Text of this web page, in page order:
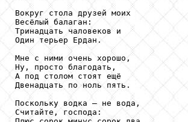
Вокруг стола друзей моих
Весёлый балаган:
Тринадцать чаловеков и
Один терьер Ердан.
Мне с ними очень хорошо,
Ну, просто благодать,
А под столом стоят ещё
Двенадцать по ноль пять.
Поскольку водка – не вода,
Считайте, господа: